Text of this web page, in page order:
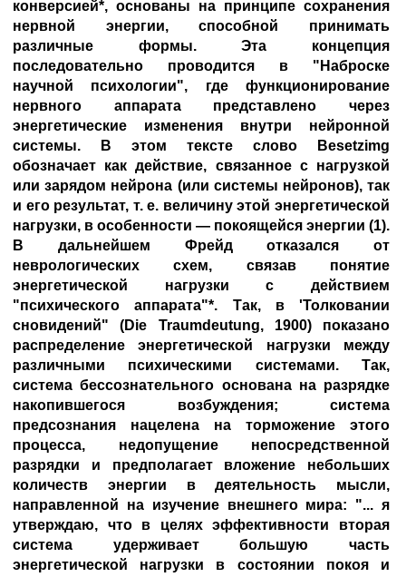
конверсией*, основаны на принципе сохранения
нервной энергии, способной принимать
различные формы. Эта концепция
последовательно проводится в "Наброске
научной психологии", где функционирование
нервного аппарата представлено через
энергетические изменения внутри нейронной
системы. В этом тексте слово Besetzimg
обозначает как действие, связанное с нагрузкой
или зарядом нейрона (или системы нейронов), так
и его результат, т. е. величину этой энергетической
нагрузки, в особенности — покоящейся энергии (1).
В дальнейшем Фрейд отказался от
неврологических схем, связав понятие
энергетической нагрузки с действием
"психического аппарата"*. Так, в 'Толковании
сновидений" (Die Traumdeutung, 1900) показано
распределение энергетической нагрузки между
различными психическими системами. Так,
система бессознательного основана на разрядке
накопившегося возбуждения; система
предсознания нацелена на торможение этого
процесса, недопущение непосредственной
разрядки и предполагает вложение небольших
количеств энергии в деятельность мысли,
направленной на изучение внешнего мира: "... я
утверждаю, что в целях эффективности вторая
система удерживает большую часть
энергетической нагрузки в состоянии покоя и